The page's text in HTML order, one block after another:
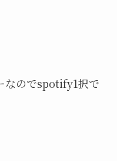
なのでspotify1択で